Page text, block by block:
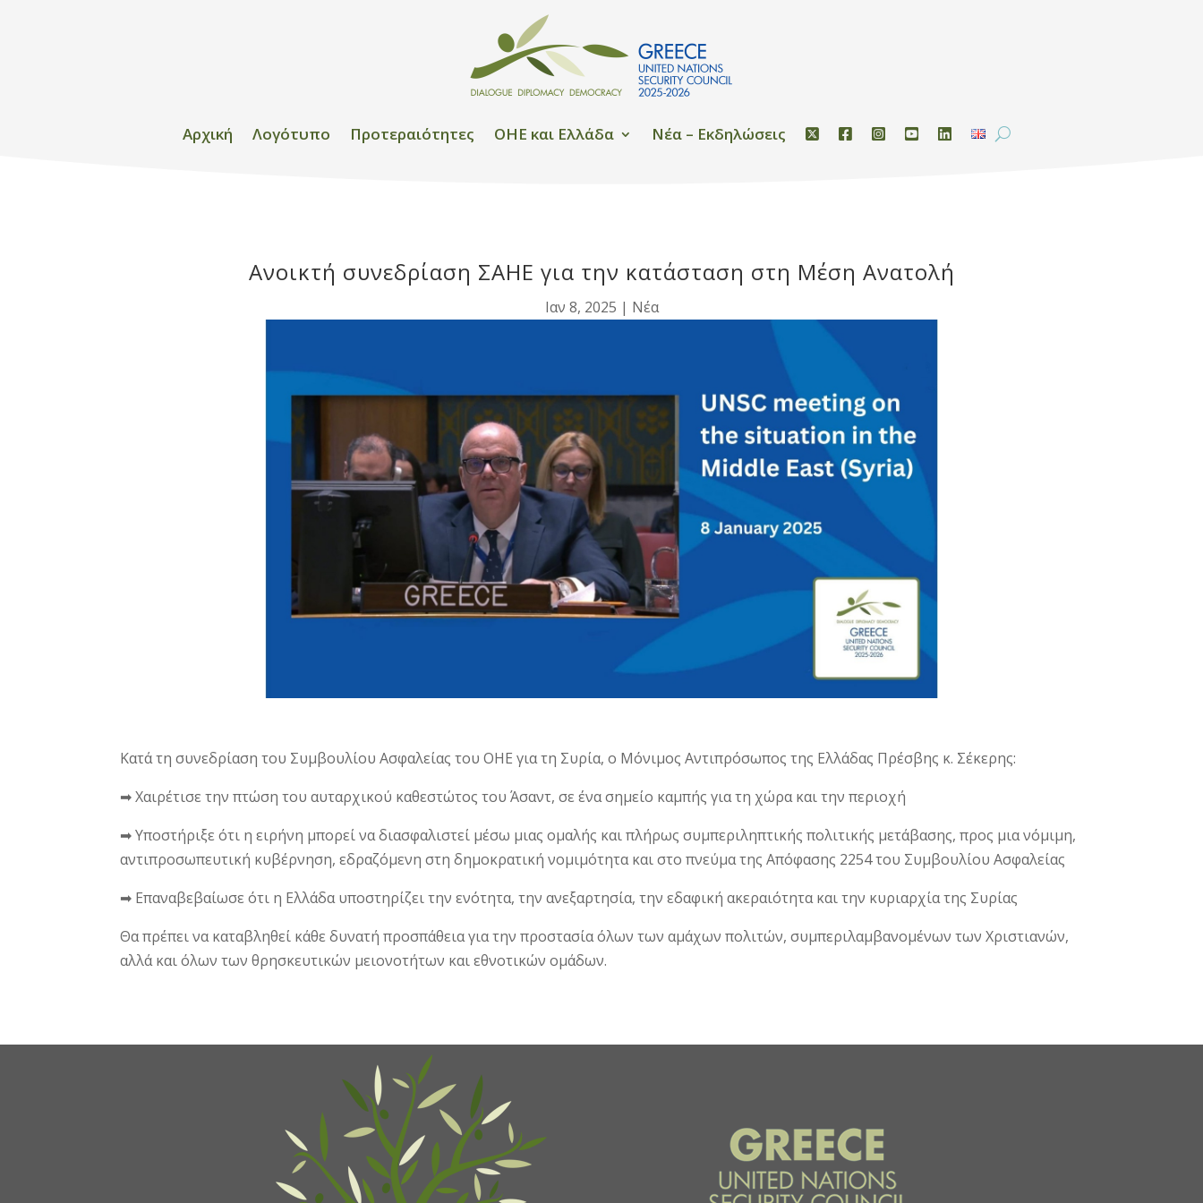
Αρχική Λογότυπο Προτεραιότητες OHE και Ελλάδα Νέα – Εκδηλώσεις
Ανοικτή συνεδρίαση ΣΑΗΕ για την κατάσταση στη Μέση Ανατολή
Ιαν 8, 2025 | Νέα
Κατά τη συνεδρίαση του Συμβουλίου Ασφαλείας του ΟΗΕ για τη Συρία, ο Μόνιμος Αντιπρόσωπος της Ελλάδας Πρέσβης κ. Σέκερης:
➡ Χαιρέτισε την πτώση του αυταρχικού καθεστώτος του Άσαντ, σε ένα σημείο καμπής για τη χώρα και την περιοχή
➡ Υποστήριξε ότι η ειρήνη μπορεί να διασφαλιστεί μέσω μιας ομαλής και πλήρως συμπεριληπτικής πολιτικής μετάβασης, προς μια νόμιμη,
αντιπροσωπευτική κυβέρνηση, εδραζόμενη στη δημοκρατική νομιμότητα και στο πνεύμα της Απόφασης 2254 του Συμβουλίου Ασφαλείας
➡ Επαναβεβαίωσε ότι η Ελλάδα υποστηρίζει την ενότητα, την ανεξαρτησία, την εδαφική ακεραιότητα και την κυριαρχία της Συρίας
Θα πρέπει να καταβληθεί κάθε δυνατή προσπάθεια για την προστασία όλων των αμάχων πολιτών, συμπεριλαμβανομένων των Χριστιανών,
αλλά και όλων των θρησκευτικών μειονοτήτων και εθνοτικών ομάδων.